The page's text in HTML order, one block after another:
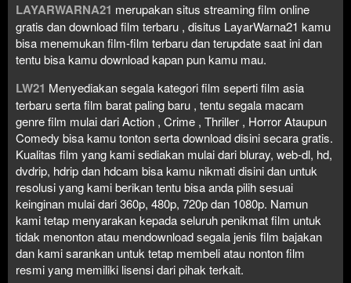
LAYARWARNA21 merupakan situs streaming film online
gratis dan download film terbaru , disitus LayarWarna21 kamu
bisa menemukan film-film terbaru dan terupdate saat ini dan
tentu bisa kamu download kapan pun kamu mau.
LW21 Menyediakan segala kategori film seperti film asia
terbaru serta film barat paling baru , tentu segala macam
genre film mulai dari Action , Crime , Thriller , Horror Ataupun
Comedy bisa kamu tonton serta download disini secara gratis.
Kualitas film yang kami sediakan mulai dari bluray, web-dl, hd,
dvdrip, hdrip dan hdcam bisa kamu nikmati disini dan untuk
resolusi yang kami berikan tentu bisa anda pilih sesuai
keinginan mulai dari 360p, 480p, 720p dan 1080p. Namun
kami tetap menyarakan kepada seluruh penikmat film untuk
tidak menonton atau mendownload segala jenis film bajakan
dan kami sarankan untuk tetap membeli atau nonton film
resmi yang memiliki lisensi dari pihak terkait.